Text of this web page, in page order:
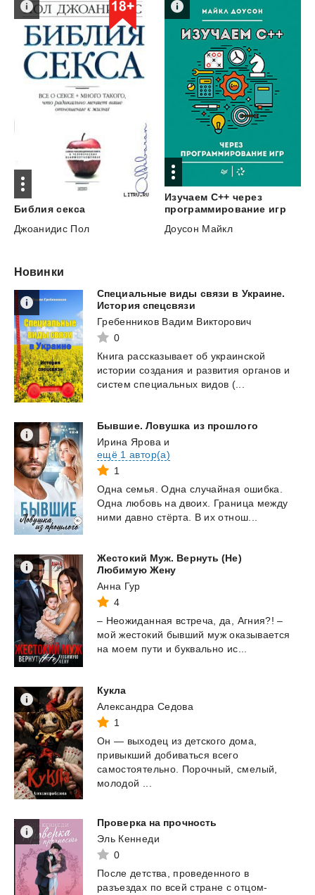
Библия секса
Джоанидис Пол
Изучаем C++ через
программирование игр
Доусон Майкл
Новинки
Специальные виды связи в Украине.
История спецсвязи
Гребенников Вадим Викторович
0
Книга рассказывает об украинской
истории создания и развития органов и
систем специальных видов (...
Бывшие. Ловушка из прошлого
Ирина Ярова и
ещё 1 автор(а)
1
Одна семья. Одна случайная ошибка.
Одна любовь на двоих. Граница между
ними давно стёрта. В их отнош...
Жестокий Муж. Вернуть (Не)
Любимую Жену
Анна Гур
4
– Неожиданная встреча, да, Агния?! –
мой жестокий бывший муж оказывается
на моем пути и буквально ис...
Кукла
Александра Седова
1
Он — выходец из детского дома,
привыкший добиваться всего
самостоятельно. Порочный, смелый,
молодой ...
Проверка на прочность
Эль Кеннеди
0
После детства, проведенного в
разъездах по всей стране с отцом-